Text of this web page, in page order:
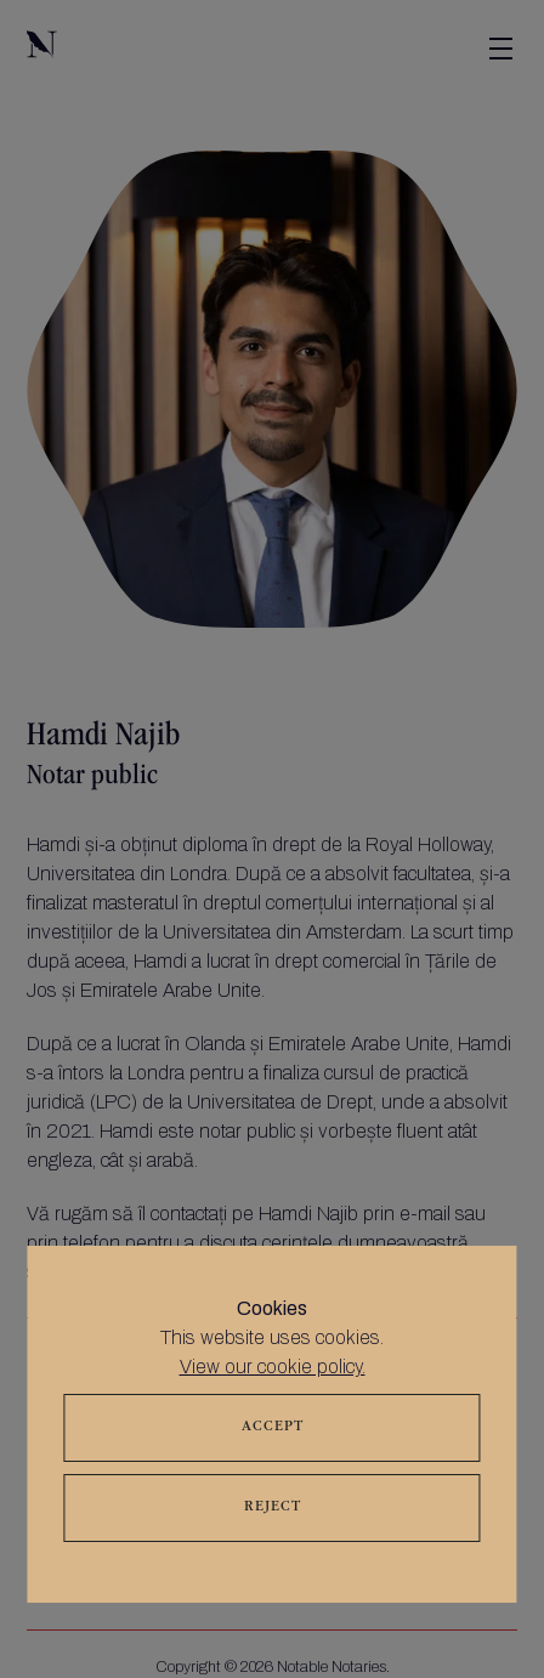
Cookies
This website uses cookies.
View our cookie policy.
ACCEPT
REJECT
Hamdi Najib
Notar public
Hamdi și-a obținut diploma în drept de la Royal Holloway,
Universitatea din Londra. După ce a absolvit facultatea, și-a
finalizat masteratul în dreptul comerțului internațional și al
investițiilor de la Universitatea din Amsterdam. La scurt timp
după aceea, Hamdi a lucrat în drept comercial în Țările de
Jos și Emiratele Arabe Unite.
După ce a lucrat în Olanda și Emiratele Arabe Unite, Hamdi
s-a întors la Londra pentru a finaliza cursul de practică
juridică (LPC) de la Universitatea de Drept, unde a absolvit
în 2021. Hamdi este notar public și vorbește fluent atât
engleza, cât și arabă.
Vă rugăm să îl contactați pe Hamdi Najib prin e-mail sau
prin telefon pentru a discuta cerințele dumneavoastră
specifice.
info@notablenotaries.co.uk
Copyright © 2026 Notable Notaries.